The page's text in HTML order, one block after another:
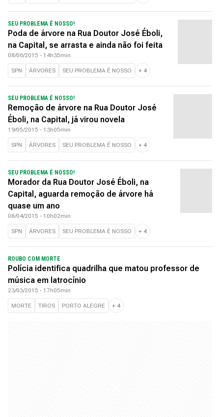
SEU PROBLEMA É NOSSO!
Poda de árvore na Rua Doutor José Éboli,
na Capital, se arrasta e ainda não foi feita
08/06/2015 - 14h35min
SPN ÁRVORES SEU PROBLEMA É NOSSO + 4
SEU PROBLEMA É NOSSO!
Remoção de árvore na Rua Doutor José
Éboli, na Capital, já virou novela
19/05/2015 - 13h05min
SPN ÁRVORES SEU PROBLEMA É NOSSO + 4
SEU PROBLEMA É NOSSO!
Morador da Rua Doutor José Éboli, na
Capital, aguarda remoção de árvore há
quase um ano
08/04/2015 - 10h02min
SPN ÁRVORES SEU PROBLEMA É NOSSO + 4
ROUBO COM MORTE
Polícia identifica quadrilha que matou professor de
música em latrocínio
23/03/2015 - 17h05min
MORTE TIROS PORTO ALEGRE + 4